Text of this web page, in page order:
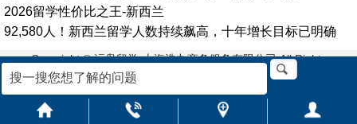
2026留学性价比之王-新西兰
92,580人！新西兰留学人数持续飙高，十年增长目标已明确
Copyright © 沄枭留学-上海浩九商务服务有限公司 All Rights
Reserved. 沪ICP备2021027947号-5
地址:上海市浦东新区栖霞路33号2楼